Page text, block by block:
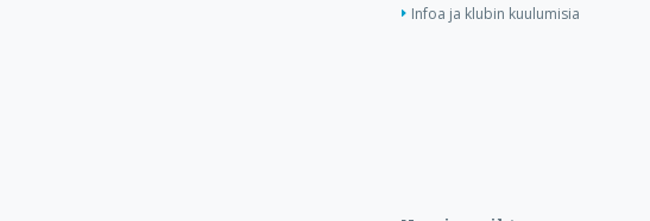
Infoa ja klubin kuulumisia